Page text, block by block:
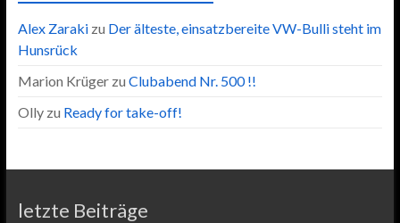
Alex Zarakizu Der älteste, einsatzbereite VW-Bulli steht im
Hunsrück
Marion Krügerzu Clubabend Nr. 500 !!
Ollyzu Ready for take-off!
letzte Beiträge